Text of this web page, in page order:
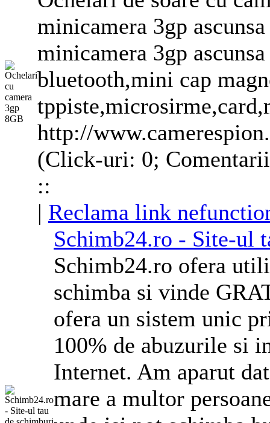
minicamera 3gp
minicamera 3gp
bluetooth,mini cap
http://
(Click-uri: 0;
::
| Reclama link
Schimb24.ro - Site-ul
Schimb24.ro ofera
schimba si vinde
ofera un sistem unic
100% de abuzurile si
Internet. Am aparut
mare a multor